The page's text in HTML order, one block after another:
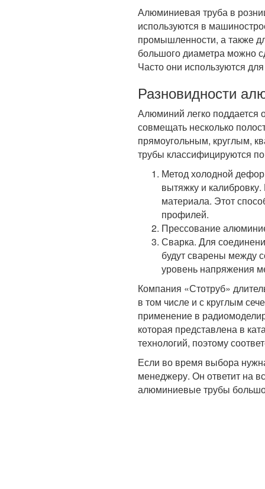
Алюминиевая труба в
используются в
промышленности, а также
большого диаметра можно
Часто они используются
Разновидности
Алюминий легко
совмещать несколько
прямоугольным, круглым,
трубы классифицируются
Метод холодной
вытяжку и
материала. Этот
профилей.
Прессование
Сварка. Для
будут сварены между
уровень напряжения
Компания «Стотруб»
в том числе и с круглым
применение в
которая представлена в
технологий, поэтому
Если во время выбора
менеджеру. Он ответит на
алюминиевые трубы